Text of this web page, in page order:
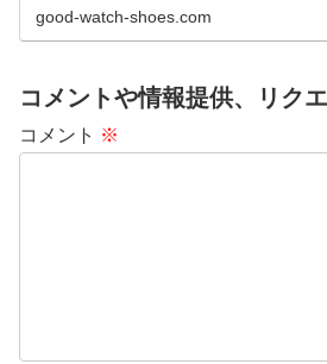
good-watch-shoes.com
コメントや情報提供、リク
コメント ※